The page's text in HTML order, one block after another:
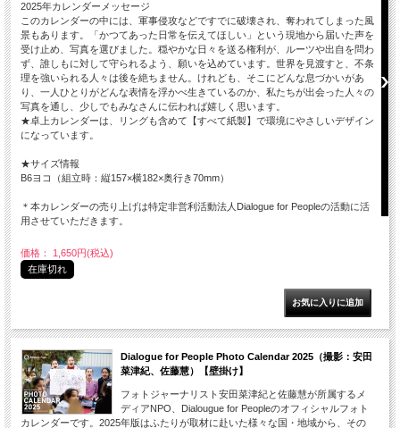
2025年カレンダーメッセージ
このカレンダーの中には、軍事侵攻などですでに破壊され、奪われてしまった風
景もあります。「かつてあった日常を伝えてほしい」という現地から届いた声を
受け止め、写真を選びました。穏やかな日々を送る権利が、ルーツや出自を問わ
ず、誰しもに対して守られるよう、願いを込めています。世界を見渡すと、不条
理を強いられる人々は後を絶ちません。けれども、そこにどんな息づかいがあ
り、一人ひとりがどんな表情を浮かべ生きているのか、私たちが出会った人々の
写真を通し、少しでもみなさんに伝われば嬉しく思います。
★卓上カレンダーは、リングも含めて【すべて紙製】で環境にやさしいデザイン
になっています。
★サイズ情報
B6ヨコ（組立時：縦157×横182×奥行き70mm）
＊本カレンダーの売り上げは特定非営利活動法人Dialogue for Peopleの活動に活
用させていただきます。
価格： 1,650円(税込)
在庫切れ
Dialogue for People Photo Calendar 2025（撮影：安田
菜津紀、佐藤慧）【壁掛け】
フォトジャーナリスト安田菜津紀と佐藤慧が所属するメ
ディアNPO、Dialougue for Peopleのオフィシャルフォト
カレンダーです。2025年版はふたりが取材に赴いた様々な国・地域から、その